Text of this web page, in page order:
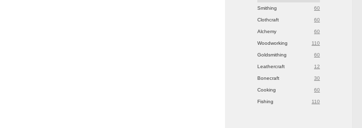
Smithing 60
Clothcraft 60
Alchemy 60
Woodworking 110
Goldsmithing 60
Leathercraft 12
Bonecraft 30
Cooking 60
Fishing 110